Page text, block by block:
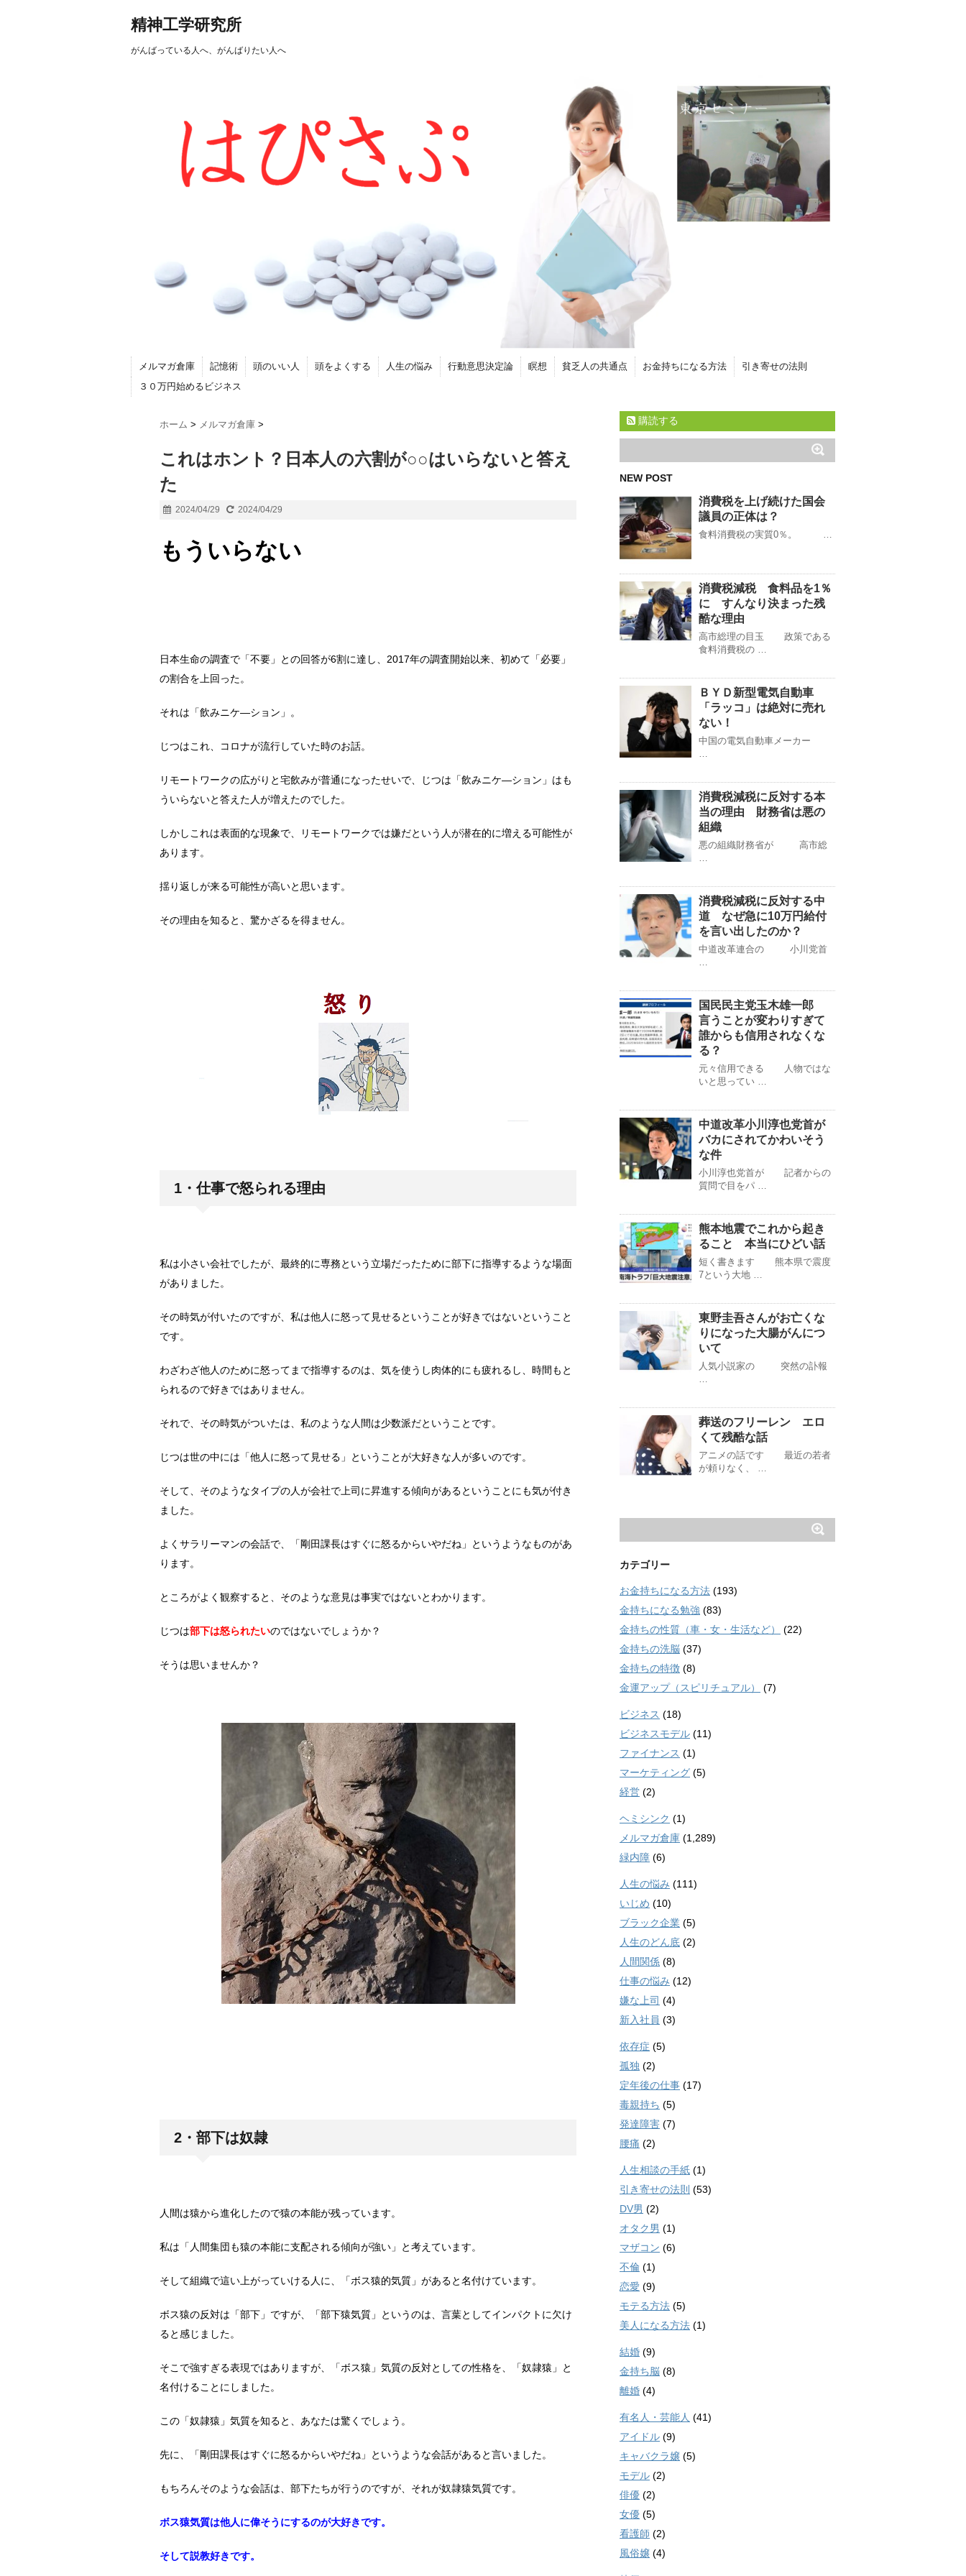
精神工学研究所
がんばっている人へ、がんばりたい人へ
メルマガ倉庫 記憶術 頭のいい人 頭をよくする 人生の悩み 行動意思決定論 瞑想 貧乏人の共通点 お金持ちになる方法
引き寄せの法則
３０万円始めるビジネス
ホーム > メルマガ倉庫 >
これはホント？日本人の六割が○○はいらないと答え
た
2024/04/29 2024/04/29
もういらない
日本生命の調査で「不要」との回答が6割に達し、2017年の調査開始以来、初めて「必要」
の割合を上回った。
それは「飲みニケ―ション」。
じつはこれ、コロナが流行していた時のお話。
リモートワークの広がりと宅飲みが普通になったせいで、じつは「飲みニケ―ション」はも
ういらないと答えた人が増えたのでした。
しかしこれは表面的な現象で、リモートワークでは嫌だという人が潜在的に増える可能性が
あります。
揺り返しが来る可能性が高いと思います。
その理由を知ると、驚かざるを得ません。
1・仕事で怒られる理由
私は小さい会社でしたが、最終的に専務という立場だったために部下に指導するような場面
がありました。
その時気が付いたのですが、私は他人に怒って見せるということが好きではないということ
です。
わざわざ他人のために怒ってまで指導するのは、気を使うし肉体的にも疲れるし、時間もと
られるので好きではありません。
それで、その時気がついたは、私のような人間は少数派だということです。
じつは世の中には「他人に怒って見せる」ということが大好きな人が多いのです。
そして、そのようなタイプの人が会社で上司に昇進する傾向があるということにも気が付き
ました。
よくサラリーマンの会話で、「剛田課長はすぐに怒るからいやだね」というようなものがあ
ります。
ところがよく観察すると、そのような意見は事実ではないとわかります。
じつは部下は怒られたいのではないでしょうか？
そうは思いませんか？
2・部下は奴隷
人間は猿から進化したので猿の本能が残っています。
私は「人間集団も猿の本能に支配される傾向が強い」と考えています。
そして組織で這い上がっていける人に、「ボス猿的気質」があると名付けています。
ボス猿の反対は「部下」ですが、「部下猿気質」というのは、言葉としてインパクトに欠け
ると感じました。
そこで強すぎる表現ではありますが、「ボス猿」気質の反対としての性格を、「奴隷猿」と
名付けることにしました。
この「奴隷猿」気質を知ると、あなたは驚くでしょう。
先に、「剛田課長はすぐに怒るからいやだね」というような会話があると言いました。
もちろんそのような会話は、部下たちが行うのですが、それが奴隷猿気質です。
ボス猿気質は他人に偉そうにするのが大好きです。
そして説教好きです。
購読する
NEW POST
消費税を上げ続けた国会
議員の正体は？
食料消費税の実質0％。 …
消費税減税 食料品を1％
に すんなり決まった残
酷な理由
高市総理の目玉 政策である
食料消費税の …
ＢＹＤ新型電気自動車
「ラッコ」は絶対に売れ
ない！
中国の電気自動車メーカー
…
消費税減税に反対する本
当の理由 財務省は悪の
組織
悪の組織財務省が 高市総
…
消費税減税に反対する中
道 なぜ急に10万円給付
を言い出したのか？
中道改革連合の 小川党首
…
国民民主党玉木雄一郎
言うことが変わりすぎて
誰からも信用されなくな
る？
元々信用できる 人物ではな
いと思ってい …
中道改革小川淳也党首が
バカにされてかわいそう
な件
小川淳也党首が 記者からの
質問で目をパ …
熊本地震でこれから起き
ること 本当にひどい話
短く書きます 熊本県で震度
7という大地 …
東野圭吾さんがお亡くな
りになった大腸がんにつ
いて
人気小説家の 突然の訃報
…
葬送のフリーレン エロ
くて残酷な話
アニメの話です 最近の若者
が頼りなく、 …
カテゴリー
お金持ちになる方法 (193)
金持ちになる勉強 (83)
金持ちの性質（車・女・生活など）
(22)
金持ちの洗脳 (37)
金持ちの特徴 (8)
金運アップ（スピリチュアル）
(7)
ビジネス (18)
ビジネスモデル (11)
ファイナンス (1)
マーケティング (5)
経営 (2)
ヘミシンク (1)
メルマガ倉庫 (1,289)
緑内障 (6)
人生の悩み (111)
いじめ (10)
ブラック企業 (5)
人生のどん底 (2)
人間関係 (8)
仕事の悩み (12)
嫌な上司 (4)
新入社員 (3)
依存症 (5)
孤独 (2)
定年後の仕事 (17)
毒親持ち (5)
発達障害 (7)
腰痛 (2)
人生相談の手紙 (1)
引き寄せの法則 (53)
DV男 (2)
オタク男 (1)
マザコン (6)
不倫 (1)
恋愛 (9)
モテる方法 (5)
美人になる方法 (1)
結婚 (9)
金持ち脳 (8)
離婚 (4)
有名人・芸能人 (41)
アイドル (9)
キャバクラ嬢 (5)
モデル (2)
俳優 (2)
女優 (5)
看護師 (2)
風俗嬢 (4)